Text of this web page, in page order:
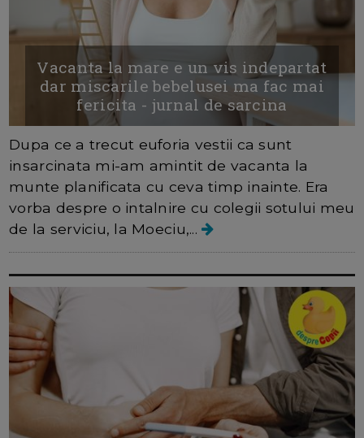
Vacanta la mare e un vis indepartat
dar miscarile bebelusei ma fac mai
fericita - jurnal de sarcina
Dupa ce a trecut euforia vestii ca sunt
insarcinata mi-am amintit de vacanta la
munte planificata cu ceva timp inainte. Era
vorba despre o intalnire cu colegii sotului meu
de la serviciu, la Moeciu,...